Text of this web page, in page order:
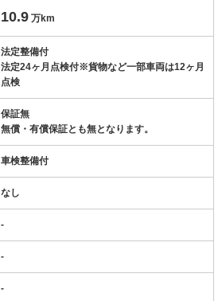
10.9 万km
法定整備付
法定24ヶ月点検付※貨物など一部車両は12ヶ月
点検
保証無
無償・有償保証とも無となります。
車検整備付
なし
-
-
-